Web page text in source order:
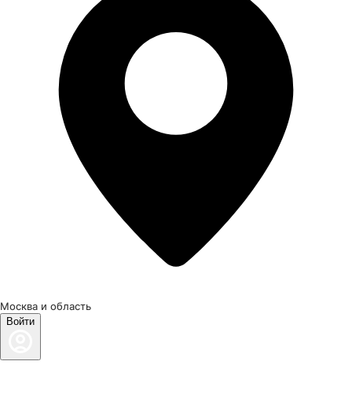
Москва и область
Войти